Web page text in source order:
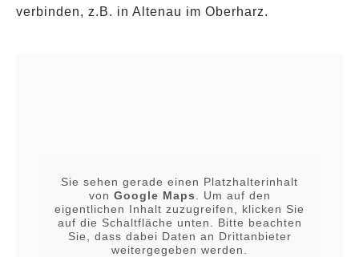
verbinden, z.B. in Altenau im Oberharz.
Sie sehen gerade einen Platzhalterinhalt
von Google Maps . Um auf den
eigentlichen Inhalt zuzugreifen, klicken Sie
auf die Schaltfläche unten. Bitte beachten
Sie, dass dabei Daten an Drittanbieter
weitergegeben werden.